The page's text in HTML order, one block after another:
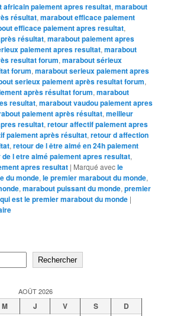
africain paiement apres resultat,marabout
résultat,marabout efficace paiement
efficace paiement apres resultat,
résultat,marabout paiement apres
paiement apres resultat,marabout
resultat forum,marabout sérieux
forum,marabout serieux paiement apres
serieux paiement après resultat forum,
après résultat forum,marabout
resultat,marabout vaudou paiement apres
paiement après résultat,meilleur
resultat,retour affectif paiement apres
paiement après résultat,retour d affection
,retour de l être aimé en 24h paiement
l etre aimé paiement apres resultat,
apres resultat | Marqué avecle
du monde,le premier marabout du monde,
,marabout puissant du monde,premier
qui est le premier marabout du monde |
Rechercher
AOÛT 2026
M J V S D